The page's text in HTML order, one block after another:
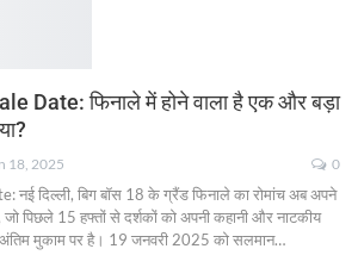
Date: फिनाले में होने वाला है एक और बड़ा
18, 2025 0
नई दिल्ली, बिग बॉस 18 के ग्रैंड फिनाले का रोमांच अब अपने
पिछले 15 हफ्तों से दर्शकों को अपनी कहानी और नाटकीय
मुकाम पर है। 19 जनवरी 2025 को सलमान…